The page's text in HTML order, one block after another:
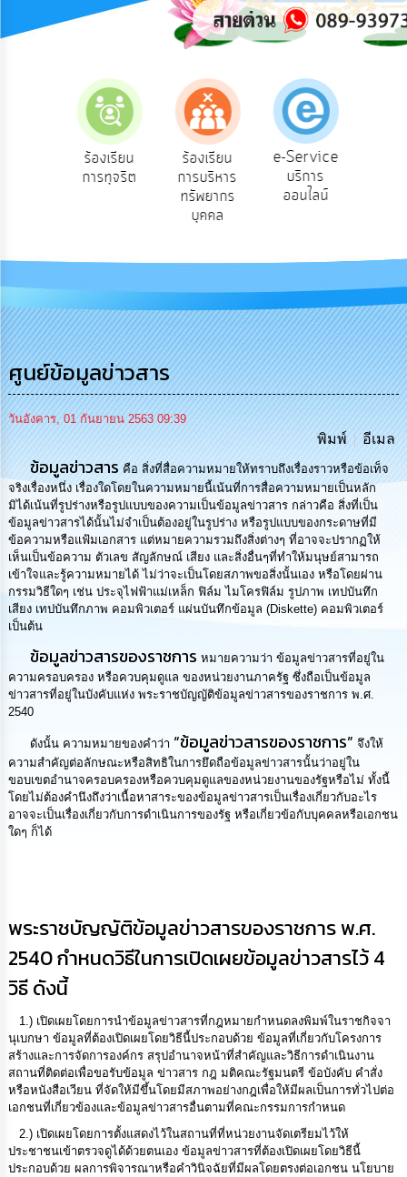
ฟัง
ความ
ยุทธศาสตร์/
ทรัพยากร
การ
บริหาร
งาน
การ
ส่ง
เสริม
ความ
โปร่งใส
การ
จัด
ซื้อ
จัด
จ้าง
การ
เงิน
การ
คลัง
No
Gift
Policy
การ
ดำเนิน
ทุจริต
มาตรการ
ส่ง
เสริม
คุณธรรม
และ
ความ
โปร่งใส
ร้อง
เรียน
ร้อง
ทุกข์
ร้องเรียน
การทุจริต
ร้องเรียน
การบริหาร
ทรัพยากร
บุคคล
e-Service
บริการ
ออนไลน์
ศูนย์ข้อมูลข่าวสาร
วันอังคาร, 01 กันยายน 2563 09:39
พิมพ์ อีเมล
ข้อมูลข่าวสาร คือ สิ่งที่สื่อความหมายให้ทราบถึงเรื่องราวหรือข้อเท็จ
จริงเรื่องหนึ่ง เรื่องใดโดยในความหมายนี้เน้นที่การสื่อความหมายเป็นหลัก
มิได้เน้นที่รูปร่างหรือรูปแบบของความเป็นข้อมูลข่าวสาร กล่าวคือ สิ่งที่เป็น
ข้อมูลข่าวสารได้นั้นไม่จำเป็นต้องอยู่ในรูปร่าง หรือรูปแบบของกระดาษที่มี
ข้อความหรือแฟ้มเอกสาร แต่หมายความรวมถึงสิ่งต่างๆ ที่อาจจะปรากฏให้
เห็นเป็นข้อความ ตัวเลข สัญลักษณ์ เสียง และสิ่งอื่นๆที่ทำให้มนุษย์สามารถ
เข้าใจและรู้ความหมายได้ ไม่ว่าจะเป็นโดยสภาพขอสิ่งนั้นเอง หรือโดยผ่าน
กรรมวิธีใดๆ เช่น ประจุไฟฟ้าแม่เหล็ก ฟิล์ม ไมโครฟิล์ม รูปภาพ เทปบันทึก
เสียง เทปบันทึกภาพ คอมพิวเตอร์ แผ่นบันทึกข้อมูล (Diskette) คอมพิวเตอร์
เป็นต้น
ข้อมูลข่าวสารของราชการ หมายความว่า ข้อมูลข่าวสารที่อยู่ใน
ความครอบครอง หรือควบคุมดูแล ของหน่วยงานภาครัฐ ซึ่งถือเป็นข้อมูล
ข่าวสารที่อยู่ในบังคับแห่ง พระราชบัญญัติข้อมูลข่าวสารของราชการ พ.ศ.
2540
ดังนั้น ความหมายของคำว่า “ข้อมูลข่าวสารของราชการ” จึงให้
ความสำคัญต่อลักษณะหรือสิทธิในการยึดถือข้อมูลข่าวสารนั้นว่าอยู่ใน
ขอบเขตอำนาจครอบครองหรือควบคุมดูแลของหน่วยงานของรัฐหรือไม่ ทั้งนี้
โดยไม่ต้องคำนึงถึงว่าเนื้อหาสาระของข้อมูลข่าวสารเป็นเรื่องเกี่ยวกับอะไร
อาจจะเป็นเรื่องเกี่ยวกับการดำเนินการของรัฐ หรือเกี่ยวข้อกับบุคคลหรือเอกชน
ใดๆ ก็ได้
พระราชบัญญัติข้อมูลข่าวสารของราชการ พ.ศ.
2540 กำหนดวิธีในการเปิดเผยข้อมูลข่าวสารไว้ 4
วิธี ดังนี้
1.) เปิดเผยโดยการนำข้อมูลข่าวสารที่กฎหมายกำหนดลงพิมพ์ในราชกิจจา
นุเบกษา ข้อมูลที่ต้องเปิดเผยโดยวิธีนี้ประกอบด้วย ข้อมูลที่เกี่ยวกับโครงการ
สร้างและการจัดการองค์กร สรุปอำนาจหน้าที่สำคัญและวิธีการดำเนินงาน
สถานที่ติดต่อเพื่อขอรับข้อมูล ข่าวสาร กฎ มติคณะรัฐมนตรี ข้อบังคับ คำสั่ง
หรือหนังสือเวียน ที่จัดให้มีขึ้นโดยมีสภาพอย่างกฎเพื่อให้มีผลเป็นการทั่วไปต่อ
เอกชนที่เกี่ยวข้องและข้อมูลข่าวสารอื่นตามที่คณะกรรมการกำหนด
2.) เปิดเผยโดยการตั้งแสดงไว้ในสถานที่ที่หน่วยงานจัดเตรียมไว้ให้
ประชาชนเข้าตรวจดูได้ด้วยตนเอง ข้อมูลข่าวสารที่ต้องเปิดเผยโดยวิธีนี้
ประกอบด้วย ผลการพิจารณาหรือคำวินิจฉัยที่มีผลโดยตรงต่อเอกชน นโยบาย